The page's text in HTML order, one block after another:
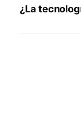
¿La